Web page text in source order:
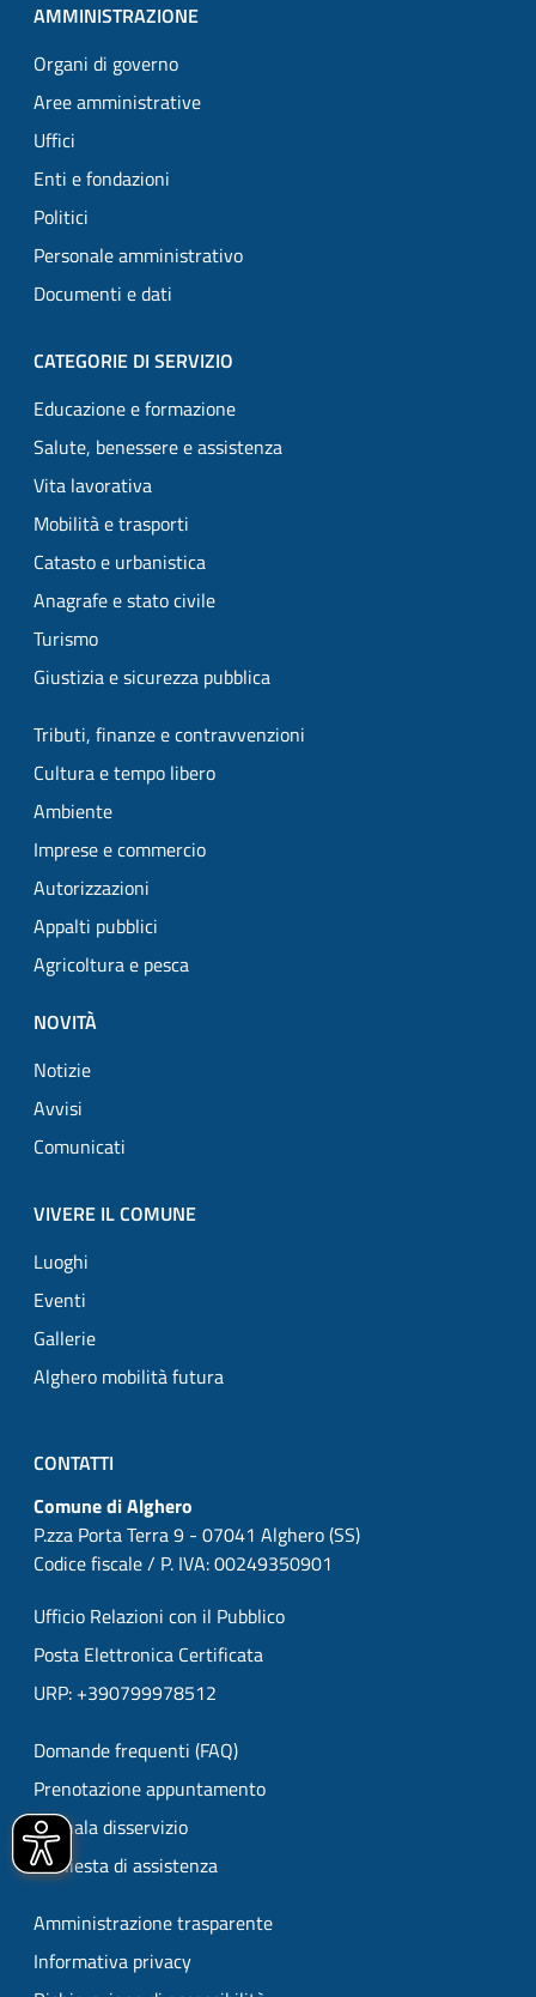
AMMINISTRAZIONE
Organi di governo
Aree amministrative
Uffici
Enti e fondazioni
Politici
Personale amministrativo
Documenti e dati
CATEGORIE DI SERVIZIO
Educazione e formazione
Salute, benessere e assistenza
Vita lavorativa
Mobilità e trasporti
Catasto e urbanistica
Anagrafe e stato civile
Turismo
Giustizia e sicurezza pubblica
Tributi, finanze e contravvenzioni
Cultura e tempo libero
Ambiente
Imprese e commercio
Autorizzazioni
Appalti pubblici
Agricoltura e pesca
NOVITÀ
Notizie
Avvisi
Comunicati
VIVERE IL COMUNE
Luoghi
Eventi
Gallerie
Alghero mobilità futura
CONTATTI
Comune di Alghero
P.zza Porta Terra 9 - 07041 Alghero (SS)
Codice fiscale / P. IVA: 00249350901
Ufficio Relazioni con il Pubblico
Posta Elettronica Certificata
URP: +390799978512
Domande frequenti (FAQ)
Prenotazione appuntamento
Segnala disservizio
Richiesta di assistenza
Amministrazione trasparente
Informativa privacy